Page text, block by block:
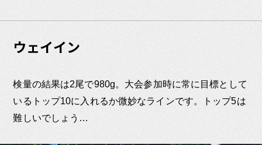
ウェイイン
検量の結果は2尾で980g。大会参加時に常に目標として
いるトップ10に入れるか微妙なラインです。トップ5は
難しいでしょう…